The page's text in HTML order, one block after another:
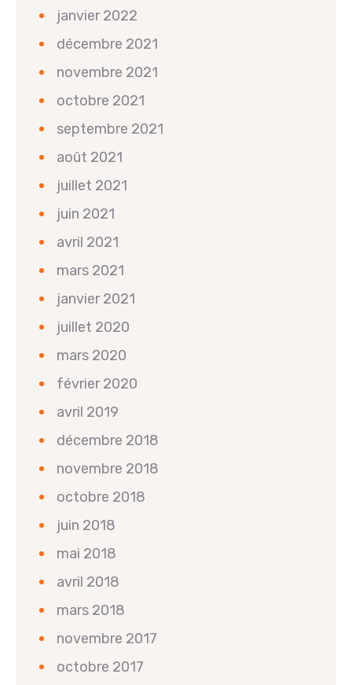
janvier 2022
décembre 2021
novembre 2021
octobre 2021
septembre 2021
août 2021
juillet 2021
juin 2021
avril 2021
mars 2021
janvier 2021
juillet 2020
mars 2020
février 2020
avril 2019
décembre 2018
novembre 2018
octobre 2018
juin 2018
mai 2018
avril 2018
mars 2018
novembre 2017
octobre 2017